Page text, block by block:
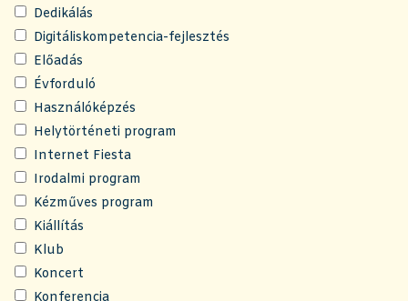
Dedikálás
Digitáliskompetencia-fejlesztés
Előadás
Évforduló
Használóképzés
Helytörténeti program
Internet Fiesta
Irodalmi program
Kézműves program
Kiállítás
Klub
Koncert
Konferencia